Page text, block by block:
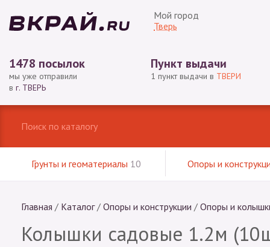
Мой город
Тверь
1478 посылок
мы уже отправили
в г. ТВЕРЬ
Пункт выдачи
1 пункт выдачи в ТВЕРИ
Грунты и геоматериалы 10 Опоры и
Главная / Каталог / Опоры и конструкции / Опоры и
Колышки садовые 1.2м